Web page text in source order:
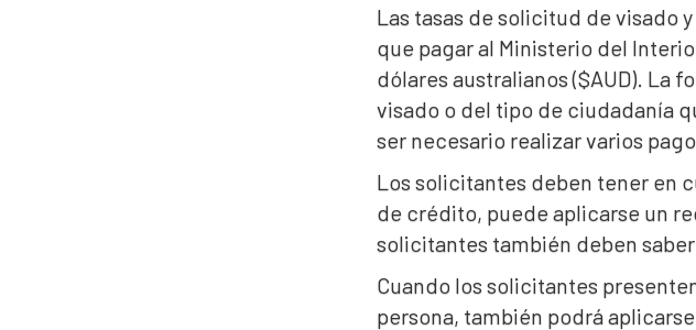
Las tasas de solicitud de visado
que pagar al Ministerio del
dólares australianos ($AUD). La
visado o del tipo de ciudadanía
ser necesario realizar varios
Los solicitantes deben tener en
de crédito, puede aplicarse un
solicitantes también deben
Cuando los solicitantes
persona, también podrá